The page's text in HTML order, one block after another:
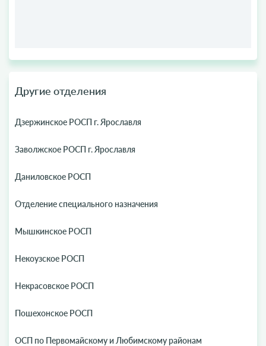
Другие отделения
Дзержинское РОСП г. Ярославля
Заволжское РОСП г. Ярославля
Даниловское РОСП
Отделение специального назначения
Мышкинское РОСП
Некоузское РОСП
Некрасовское РОСП
Пошехонское РОСП
ОСП по Первомайскому и Любимскому районам